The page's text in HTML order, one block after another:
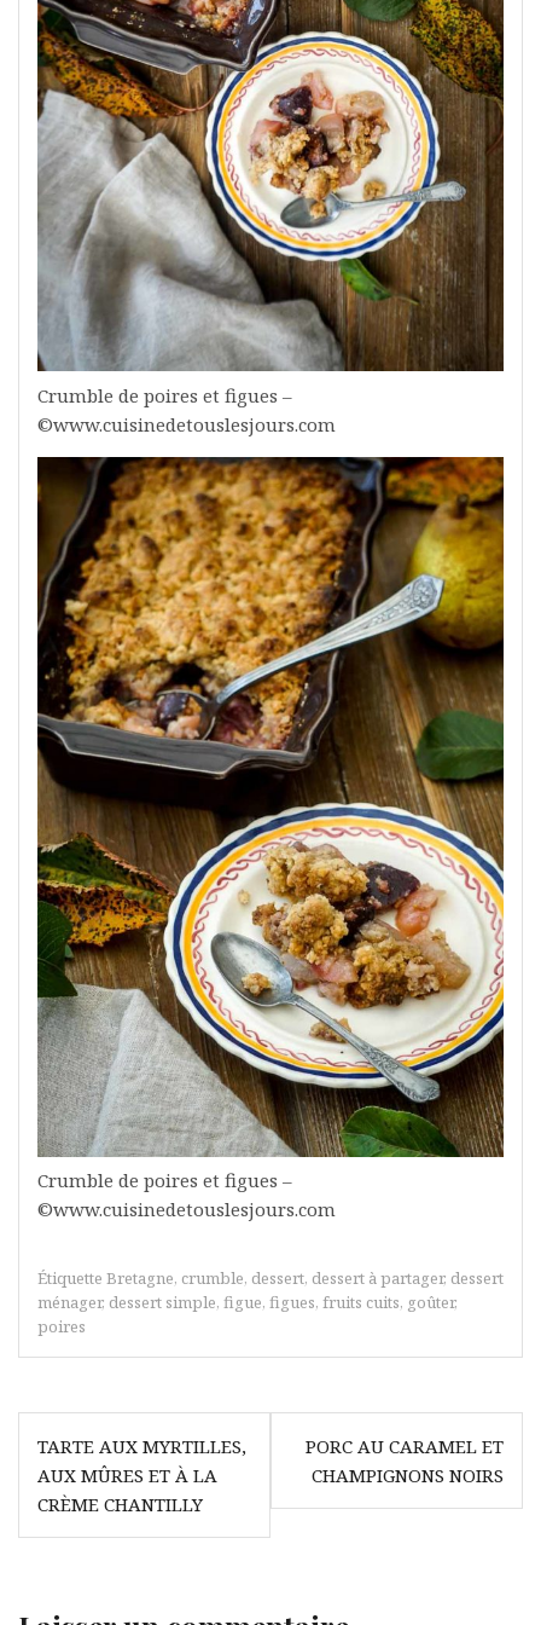
Crumble de poires et figues –
©www.cuisinedetouslesjours.com
Crumble de poires et figues –
©www.cuisinedetouslesjours.com
Étiquette Bretagne, crumble, dessert, dessert à partager, dessert
ménager, dessert simple, figue, figues, fruits cuits, goûter,
poires
Navigation
de
l’article
TARTE AUX MYRTILLES,
AUX MÛRES ET À LA
CRÈME CHANTILLY
PORC AU CARAMEL ET
CHAMPIGNONS NOIRS